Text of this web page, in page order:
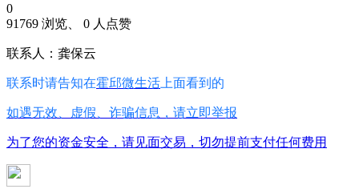
0
91769 浏览、 0 人点赞
联系人：龚保云
联系时请告知在霍邱微生活 上面看到的
如遇无效、虚假、诈骗信息，请立即举报
为了您的资金安全，请见面交易，切勿提前支付任何费用